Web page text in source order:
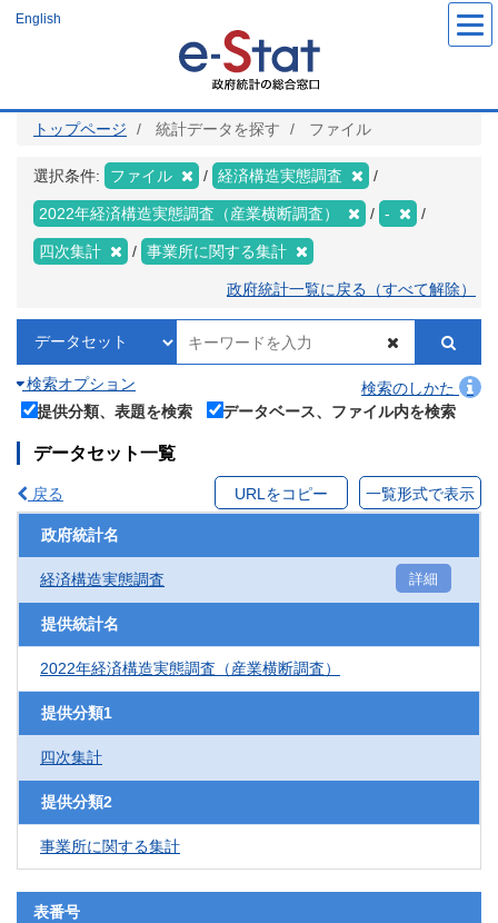
ツ
English
トップページ 統計データを探す ファイル
選択条件: ファイル 経済構造実態調査
2022年経済構造実態調査（産業横断調査） -
四次集計 事業所に関する集計
政府統計一覧に戻る（すべて解除）
検索オプション
検索のしかた
提供分類、表題を検索
データベース、ファイル内を検索
データセット一覧
戻る URLをコピー 一覧形式で表示
政府統計名
経済構造実態調査 詳細
提供統計名
2022年経済構造実態調査（産業横断調査）
提供分類1
四次集計
提供分類2
事業所に関する集計
表番号